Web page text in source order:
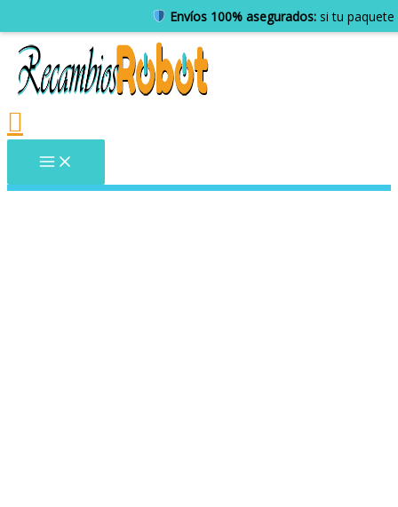
Envíos 100% asegurados:si tu paquete